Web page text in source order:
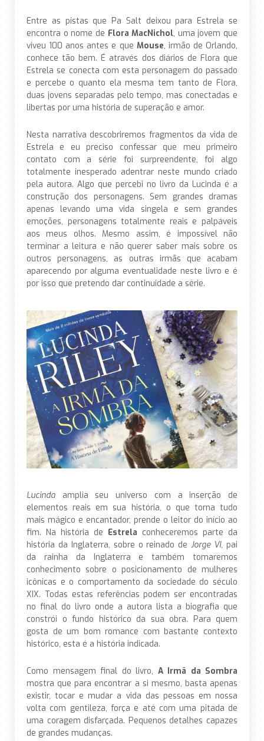
Entre as pistas que Pa Salt deixou para Estrela se
encontra o nome de Flora MacNichol , uma jovem que
viveu 100 anos antes e que Mouse , irmão de Orlando,
conhece tão bem. É através dos diários de Flora que
Estrela se conecta com esta personagem do passado
e percebe o quanto ela mesma tem tanto de Flora,
duas jovens separadas pelo tempo, mas conectadas e
libertas por uma história de superação e amor.
Nesta narrativa descobriremos fragmentos da vida de
Estrela e eu preciso confessar que meu primeiro
contato com a série foi surpreendente, foi algo
totalmente inesperado adentrar neste mundo criado
pela autora. Algo que percebi no livro da Lucinda é a
construção dos personagens. Sem grandes dramas
apenas levando uma vida singela e sem grandes
emoções, personagens totalmente reais e palpáveis
aos meus olhos. Mesmo assim, é impossível não
terminar a leitura e não querer saber mais sobre os
outros personagens, as outras irmãs que acabam
aparecendo por alguma eventualidade neste livro e é
por isso que pretendo dar continuidade a série.
Lucinda amplia seu universo com a inserção de
elementos reais em sua história, o que torna tudo
mais mágico e encantador, prende o leitor do início ao
fim. Na história de Estrela conheceremos parte da
história da Inglaterra, sobre o reinado deJorge VI, pai
da rainha da Inglaterra e também tomaremos
conhecimento sobre o posicionamento de mulheres
icônicas e o comportamento da sociedade do século
XIX. Todas estas referências podem ser encontradas
no final do livro onde a autora lista a biografia que
constrói o fundo histórico da sua obra. Para quem
gosta de um bom romance com bastante contexto
histórico, esta é a história indicada.
Como mensagem final do livro, A Irmã da Sombra
mostra que para encontrar a si mesmo, basta apenas
existir, tocar e mudar a vida das pessoas em nossa
volta com gentileza, força e até com uma pitada de
uma coragem disfarçada. Pequenos detalhes capazes
de grandes mudanças.